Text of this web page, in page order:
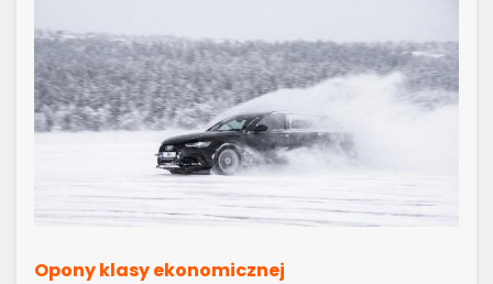
Opony klasy ekonomicznej